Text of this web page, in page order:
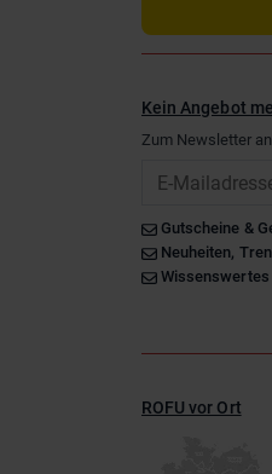
Kein Angebot
Zum Newsletter
Gutscheine &
Neuheiten,
Wissenswertes
ROFU vor Ort